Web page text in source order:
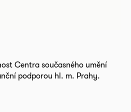
Centra současného umění
podporou hl. m. Prahy.